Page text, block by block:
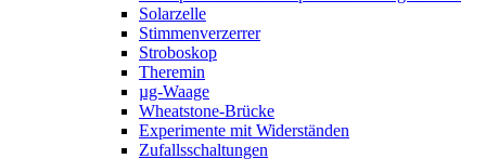
Solarzelle
Stimmenverzerrer
Stroboskop
Theremin
µg-Waage
Wheatstone-Brücke
Experimente mit Widerständen
Zufallsschaltungen